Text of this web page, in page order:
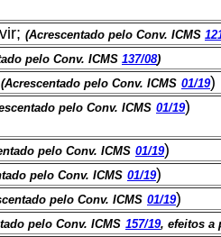
(Acrescentado pelo Conv. ICMS
pelo Conv. ICMS 137/08)
(Acrescentado pelo Conv. ICMS 01/19)
pelo Conv. ICMS 01/19)
pelo Conv. ICMS 01/19)
pelo Conv. ICMS 01/19)
pelo Conv. ICMS 01/19)
pelo Conv. ICMS 157/19, efeitos a